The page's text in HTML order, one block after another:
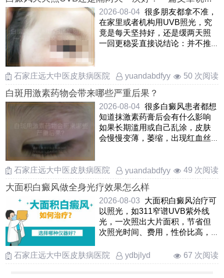
照光频率
2026-08-04 很多朋友都拿不准，
在家里或者机构用UVB照光，究
竟是每天坚持好，还是缓两天照
一回更稳妥直接说结论：并不推
石家庄远大中医皮肤病医院
yuandabdfyy 50 次阅读
白斑用激素药物会带来哪些严重后果？
2026-08-04 很多白癜风患者都想
知道抹激素药膏后会有什么影响
如果长期滥用或自己乱涂，皮肤
会慢慢变薄，萎缩，出现红血丝
石家庄远大中医皮肤病医院
yuandabdfyy 49 次阅读
大面积白癜风做全身光疗效果怎么样
2026-08-03
大面积白癜风治疗可
以照光，如311窄谱UVB紫外线
光，一次照出大片面积，节省但
次照光时间、费用，性价比高，
治 ……
石家庄远大中医皮肤病医院 ydbjlyd 67 次阅读